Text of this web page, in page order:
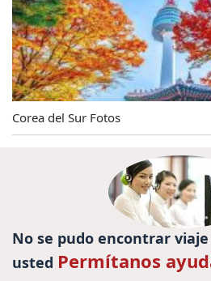
Corea del Sur Fotos
No se pudo encontrar
usted Permítanos